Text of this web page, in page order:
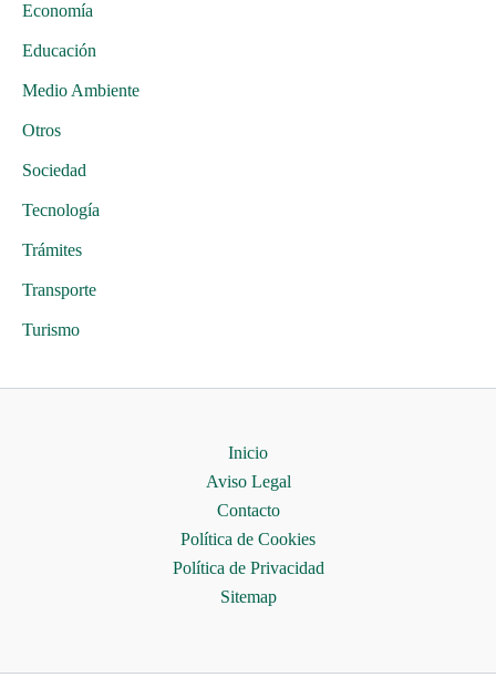
Economía
Educación
Medio Ambiente
Otros
Sociedad
Tecnología
Trámites
Transporte
Turismo
Inicio
Aviso Legal
Contacto
Política de Cookies
Política de Privacidad
Sitemap